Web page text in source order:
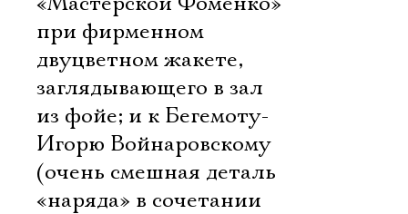
при фирменном
двуцветном жакете,
заглядывающего в зал
из фойе; и к Бегемоту-
Игорю Войнаровскому
(очень смешная деталь
«наряда» в сочетании